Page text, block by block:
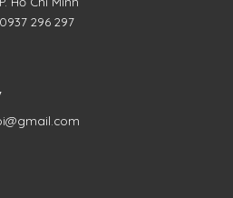
296 297